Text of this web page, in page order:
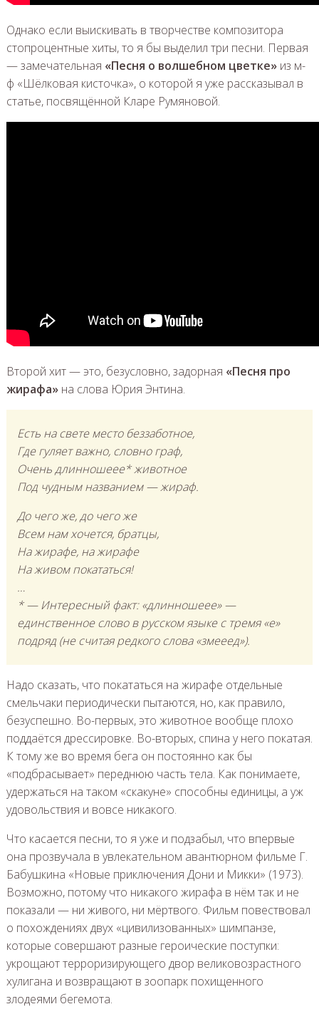
Однако если выискивать в творчестве композитора
стопроцентные хиты, то я бы выделил три песни. Первая
— замечательная «Песня о волшебном цветке»из м-
ф «Шёлковая кисточка», о которой я уже рассказывал в
статье, посвящённой Кларе Румяновой.
Второй хит — это, безусловно, задорная «Песня про
жирафа»на слова Юрия Энтина.
Есть на свете место беззаботное,
Где гуляет важно, словно граф,
Очень длинношеее* животное
Под чудным названием — жираф.
До чего же, до чего же
Всем нам хочется, братцы,
На жирафе, на жирафе
На живом покататься!
…
* — Интересный факт: «длинношеее» —
единственное слово в русском языке с тремя «е»
подряд (не считая редкого слова «змееед»).
Надо сказать, что покататься на жирафе отдельные
смельчаки периодически пытаются, но, как правило,
безуспешно. Во-первых, это животное вообще плохо
поддаётся дрессировке. Во-вторых, спина у него покатая.
К тому же во время бега он постоянно как бы
«подбрасывает» переднюю часть тела. Как понимаете,
удержаться на таком «скакуне» способны единицы, а уж
удовольствия и вовсе никакого.
Что касается песни, то я уже и подзабыл, что впервые
она прозвучала в увлекательном авантюрном фильме Г.
Бабушкина «Новые приключения Дони и Микки» (1973).
Возможно, потому что никакого жирафа в нём так и не
показали — ни живого, ни мёртвого. Фильм повествовал
о похождениях двух «цивилизованных» шимпанзе,
которые совершают разные героические поступки:
укрощают терроризирующего двор великовозрастного
хулигана и возвращают в зоопарк похищенного
злодеями бегемота.